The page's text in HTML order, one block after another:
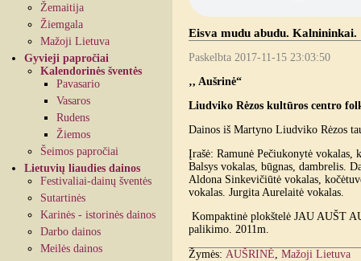
Žemaitija
Žiemgala
Mažoji Lietuva
Gyvieji papročiai
Kalendorinės šventės
Pavasario
Vasaros
Rudens
Žiemos
Šeimos papročiai
Lietuvių liaudies dainos
Festivaliai-dainų šventės
Sutartinės
Karinės - istorinės dainos
Darbo dainos
Meilės dainos
Eisva mudu abudu. Kalnininkai.
Paskelbta 2017-11-15 23:03:50
‚, Aušrinė“
Liudviko Rėzos kultūros centro
Dainos iš Martyno Liudviko Rėzos
Įrašė: Ramunė Pečiukonytė vokalas,
Balsys vokalas, būgnas, dambrelis.
Aldona Sinkevičiūtė vokalas,
vokalas. Jurgita Aurelaitė vokalas.
Kompaktinė plokštelė JAU AUŠT
palikimo. 2011m.
Žymės: AUŠRINĖ Mažoji Lietuva